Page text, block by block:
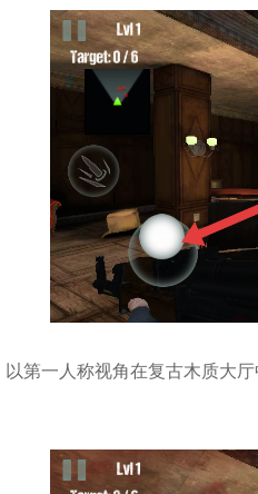
以第一人称视角在复古木质大